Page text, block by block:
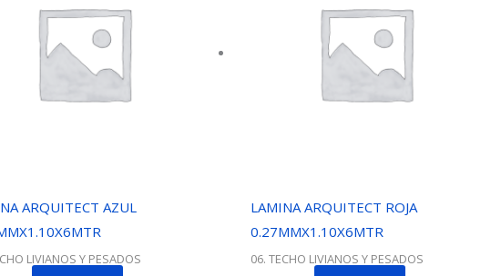
ARQUITECT AZUL
LIVIANOS Y PESADOS
LAMINA ARQUITECT ROJA
0.27MMX1.10X6MTR
06. TECHO LIVIANOS Y PESADOS